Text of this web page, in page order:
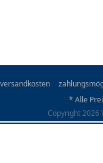
versandkosten
* Alle
Copyright 2026